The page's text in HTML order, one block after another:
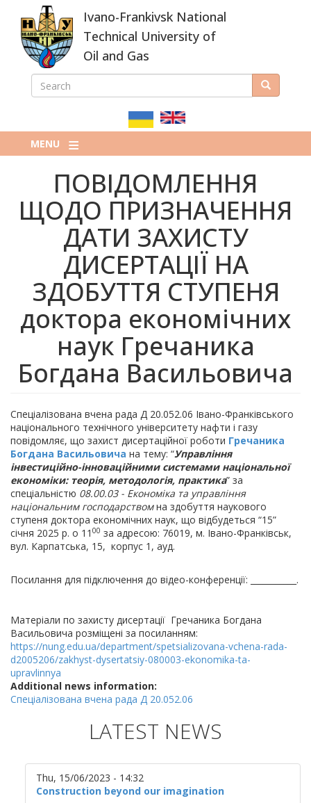
main
content
Ivano-Frankivsk National
Technical University of
Oil and Gas
ПОШУКОВА
SEARCH Search
MENU
ПОВІДОМЛЕННЯ
ЩОДО ПРИЗНАЧЕННЯ
ДАТИ ЗАХИСТУ
ДИСЕРТАЦІЇ НА
ЗДОБУТТЯ СТУПЕНЯ
доктора економічних
наук Гречаника
Богдана Васильовича
Спеціалізована вчена рада Д 20.052.06 Івано-Франківського
національного технічного університету нафти і газу
повідомляє, що захист дисертаційної роботи Гречаника
Богдана Васильовича на тему: “Управління
інвестиційно-інноваційними системами національної
економіки: теорія, методологія, практика” за
спеціальністю 08.00.03 - Економіка та управління
національним господарствомна здобуття наукового
ступеня доктора економічних наук, що відбудеться “15”
січня 2025 р. о 11 00 за адресою: 76019, м. Івано-Франківськ,
вул. Карпатська, 15, корпус 1, ауд.
Посилання для підключення до вiдео-конференцiї: ___________.
Матеріали по захисту дисертації Гречаника Богдана
Васильовича розміщені за посиланням:
https://nung.edu.ua/department/spetsializovana-vchena-rada-
d2005206/zakhyst-dysertatsiy-080003-ekonomika-ta-
upravlinnya
Additional news information:
Спеціалізована вчена рада Д 20.052.06
LATEST NEWS
Thu, 15/06/2023 - 14:32
Construction beyond our imagination